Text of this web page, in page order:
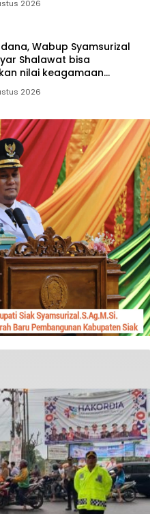
2026
Wabup Syamsurizal
Shalawat bisa
nilai keagamaan
masyarakat
2026